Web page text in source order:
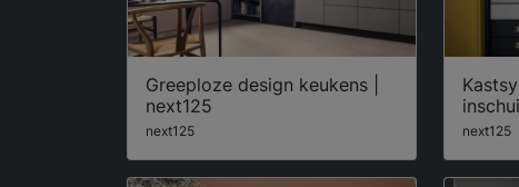
Greeploze design keukens |
next125
next125 next125